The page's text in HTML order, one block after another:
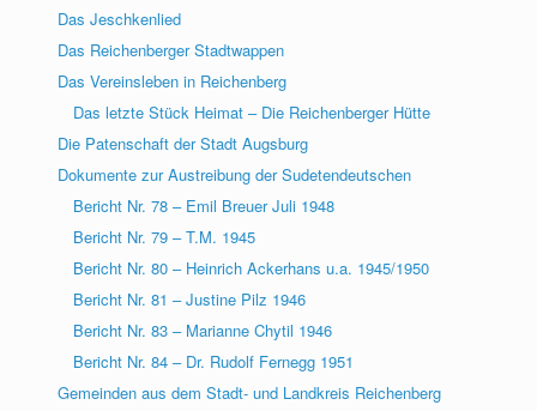
Das Jeschkenlied
Das Reichenberger Stadtwappen
Das Vereinsleben in Reichenberg
Das letzte Stück Heimat – Die Reichenberger Hütte
Die Patenschaft der Stadt Augsburg
Dokumente zur Austreibung der Sudetendeutschen
Bericht Nr. 78 – Emil Breuer Juli 1948
Bericht Nr. 79 – T.M. 1945
Bericht Nr. 80 – Heinrich Ackerhans u.a. 1945/1950
Bericht Nr. 81 – Justine Pilz 1946
Bericht Nr. 83 – Marianne Chytil 1946
Bericht Nr. 84 – Dr. Rudolf Fernegg 1951
Gemeinden aus dem Stadt- und Landkreis Reichenberg